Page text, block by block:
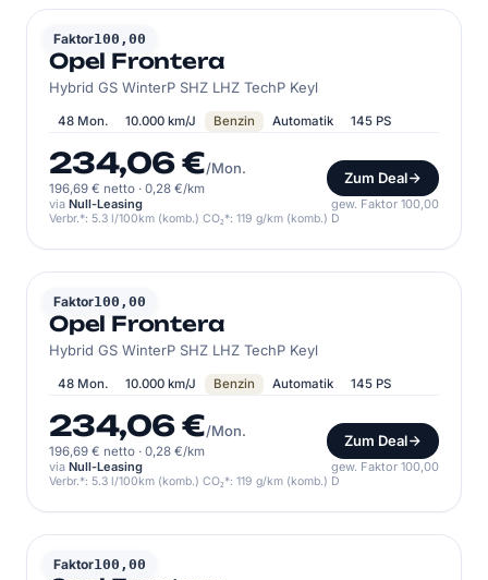
Faktor100,00
OPEL
Opel Frontera
Hybrid GS WinterP SHZ LHZ TechP Keyl
48 Mon. 10.000 km/J Benzin Automatik 145 PS
234,06 €/Mon.
196,69 € netto · 0,28 €/km
Zum Deal
via Null-Leasing gew. Faktor 100,00
Verbr.*: 5.3 l/100km (komb.) CO₂*: 119 g/km (komb.) D
Faktor100,00
OPEL
Opel Frontera
Hybrid GS WinterP SHZ LHZ TechP Keyl
48 Mon. 10.000 km/J Benzin Automatik 145 PS
234,06 €/Mon.
196,69 € netto · 0,28 €/km
Zum Deal
via Null-Leasing gew. Faktor 100,00
Verbr.*: 5.3 l/100km (komb.) CO₂*: 119 g/km (komb.) D
Faktor100,00
OPEL